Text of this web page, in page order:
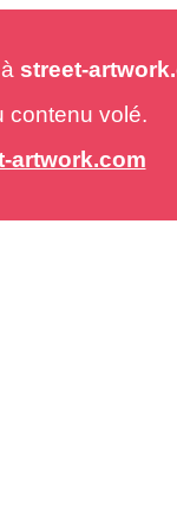
street-
contenu volé.
artwork.com